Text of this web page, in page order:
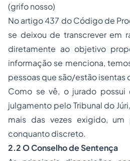
(grifo nosso)
No artigo 437 do Código de
se deixou de transcrever em
diretamente ao objetivo
informação se menciona,
pessoas que são/estão isentas
Como se vê, o jurado possui
julgamento pelo Tribunal do
mais das vezes exigido, um
conquanto discreto.
2.2 O Conselho de Sentença